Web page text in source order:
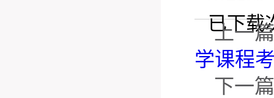
已下载
上一
学课程
下一